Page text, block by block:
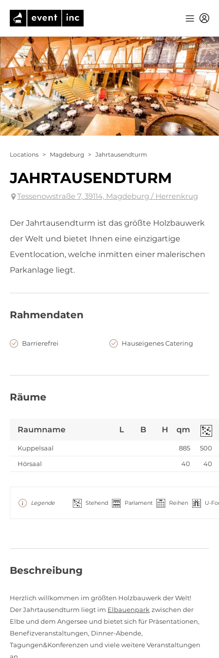
Locations > Magdeburg > Jahrtausendturm
JAHRTAUSENDTURM
Tessenowstraße 7, 39114, Magdeburg / Herrenkrug
Der Jahrtausendturm ist das größte Holzbauwerk
der Welt und bietet Ihnen eine einzigartige
Eventlocation, welche inmitten einer malerischen
Parkanlage liegt.
Rahmendaten
Barrierefrei Hauseigenes Catering
Räume
Raumname L B H qm
Kuppelsaal 885
500
Hörsaal
40 40
Legende Stehend Parlament Reihen U-
Beschreibung
Herzlich willkommen im größten Holzbauwerk der Welt!
Der Jahrtausendturm liegt im Elbauenpark zwischen der
Elbe und dem Angersee und bietet sich für Präsentationen,
Benefizveranstaltungen, Dinner-Abende,
Tagungen&Konferenzen und viele weitere Veranstaltungen